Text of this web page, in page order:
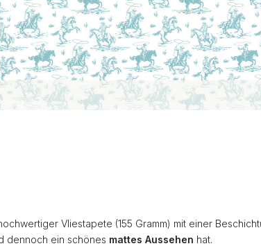
Vliestapete (155 Gramm) mit einer
dennoch ein schönes mattes Aussehen hat.